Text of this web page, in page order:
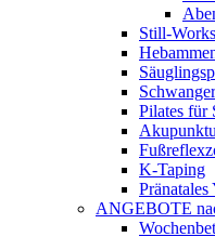
Still-
Pilates für
K-Taping
Pränatales
ANGEBOTE